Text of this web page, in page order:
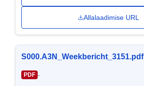
Allalaadimise URL
S000.A3N_Weekbericht_3151.pdf
PDF -